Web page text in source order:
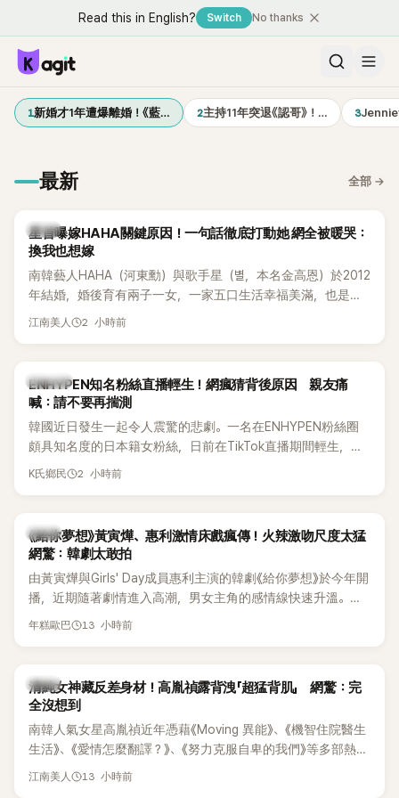
Read this in English? Switch No thanks
1新婚才1年遭爆離婚！《藍… 2主持11年突退《認哥》！… 3Jennie
最新 全部 →
韓星
星首曝嫁HAHA關鍵原因！一句話徹底打動她 網全被暖哭：
換我也想嫁
南韓藝人HAHA（河東勳）與歌手星（별，本名金高恩）於2012
年結婚，婚後育有兩子一女，一家五口生活幸福美滿，也是韓
國演藝圈公認的模範夫妻。近日，星首度公開當年決定嫁給
江南美人 2 小時前
K-POP
ENHYPEN知名粉絲直播輕生！網瘋猜背後原因 親友痛
喊：請不要再揣測
韓國近日發生一起令人震驚的悲劇。一名在ENHYPEN粉絲圈
頗具知名度的日本籍女粉絲，日前在TikTok直播期間輕生，最
終不幸身亡，消息曝光後震驚韓網，也讓不少粉絲湧入社群平
K氏鄉民 2 小時前
韓劇
《給你夢想》黃寅燁、惠利激情床戲瘋傳！火辣激吻尺度太猛
網驚：韓劇太敢拍
由黃寅燁與Girls' Day成員惠利主演的韓劇《給你夢想》於今年開
播，近期隨著劇情進入高潮，男女主角的感情線快速升溫。最
新播出的第8集不僅上演火辣吻戲，更接連出現床戲橋段，讓
年糕歐巴 13 小時前
韓星
清純女神藏反差身材！高胤禎露背洩「超猛背肌」 網驚：完
全沒想到
南韓人氣女星高胤禎近年憑藉《Moving 異能》、《機智住院醫生
生活》、《愛情怎麼翻譯？》、《努力克服自卑的我們》等多部熱門
作品，躍升為韓劇新一代女神代表，不僅演技備受肯定，精緻
江南美人 13 小時前